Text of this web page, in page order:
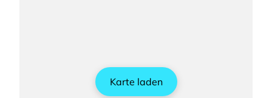
Karte laden